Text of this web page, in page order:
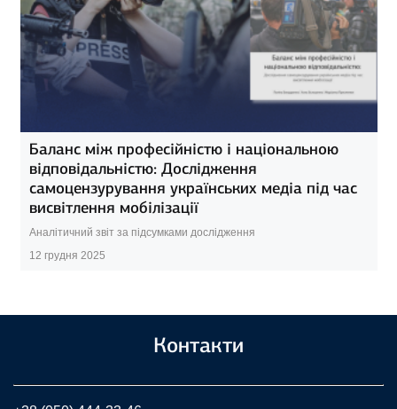
Баланс між професійністю і національною
відповідальністю: Дослідження
самоцензурування українських медіа під час
висвітлення мобілізації
Аналітичний звіт за підсумками дослідження
12 грудня 2025
Контакти